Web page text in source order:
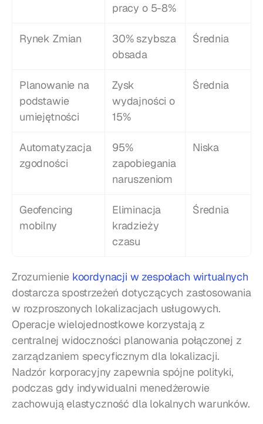
pracy o 5-8%
Rynek Zmian
30% szybsza
obsada
Średnia
Planowanie na
podstawie
umiejętności
Zysk
wydajności o
15%
Średnia
Automatyzacja
zgodności
95%
zapobiegania
naruszeniom
Niska
Geofencing
mobilny
Eliminacja
kradzieży
czasu
Średnia
Zrozumienie koordynacji w zespołach wirtualnych
dostarcza spostrzeżeń dotyczących zastosowania
w rozproszonych lokalizacjach usługowych.
Operacje wielojednostkowe korzystają z
centralnej widoczności planowania połączonej z
zarządzaniem specyficznym dla lokalizacji.
Nadzór korporacyjny zapewnia spójne polityki,
podczas gdy indywidualni menedżerowie
zachowują elastyczność dla lokalnych warunków.